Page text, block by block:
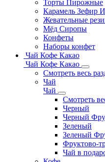
Торты Пирожные
Карамель Зефир
Жевательные
Мёд Сиропы
Конфеты
Наборы конфет
Чай Кофе Какао
Чай Кофе Какао
Смотреть весь
Чай
Чай
Смотреть
Черный
Черный
Зеленый
Зеленый
Фруктово-
Чай в